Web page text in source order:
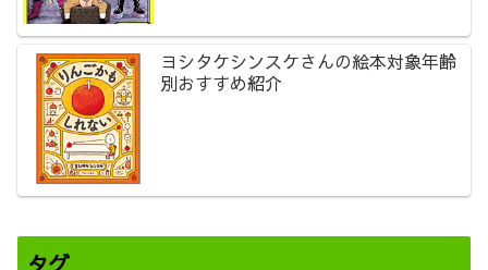
ヨシタケシンスケさんの絵本対象年齢
別おすすめ紹介